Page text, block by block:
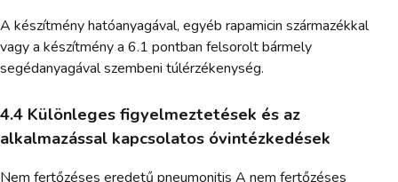
A készítmény hatóanyagával, egyéb rapamicin származékkal
vagy a készítmény a 6.1 pontban felsorolt bármely
segédanyagával szembeni túlérzékenység.
4.4 Különleges figyelmeztetések és az
alkalmazással kapcsolatos óvintézkedések
Nem fertőzéses eredetű pneumonitis A nem fertőzéses